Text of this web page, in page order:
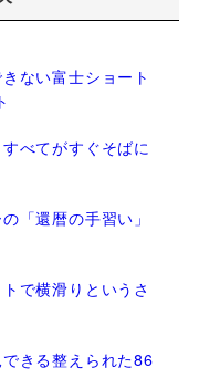
ない富士ショート
べてがすぐそばに
「還暦の手習い」
で横滑りというさ
きる整えられた86